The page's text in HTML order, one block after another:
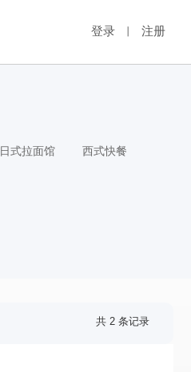
登录 注册
日式拉面馆 西式快餐
共 2 条记录